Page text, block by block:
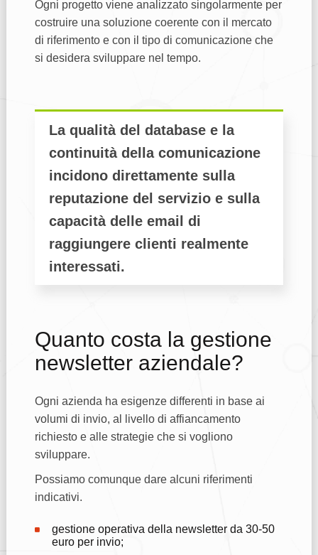
Ogni progetto viene analizzato singolarmente per
costruire una soluzione coerente con il mercato
di riferimento e con il tipo di comunicazione che
si desidera sviluppare nel tempo.
La qualità del database e la
continuità della comunicazione
incidono direttamente sulla
reputazione del servizio e sulla
capacità delle email di
raggiungere clienti realmente
interessati.
Quanto costa la gestione
newsletter aziendale?
Ogni azienda ha esigenze differenti in base ai
volumi di invio, al livello di affiancamento
richiesto e alle strategie che si vogliono
sviluppare.
Possiamo comunque dare alcuni riferimenti
indicativi.
gestione operativa della newsletter da 30-50
euro per invio;